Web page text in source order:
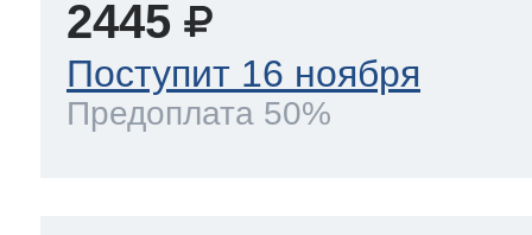
2445
Поступит 16 ноября
Предоплата 50%